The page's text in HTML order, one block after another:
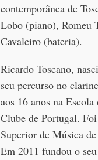
contemporânea de
Lobo (piano), Romeu
Cavaleiro (bateria).
Ricardo Toscano,
seu percurso no
aos 16 anos na
Clube de Portugal.
Superior de Música
Em 2011 fundou o